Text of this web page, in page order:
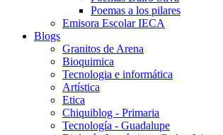
Poemas a los pilares
Emisora Escolar IECA
Blogs
Granitos de Arena
Bioquimica
Tecnologia e informática
Artística
Etica
Chiquiblog - Primaria
Tecnología - Guadalupe